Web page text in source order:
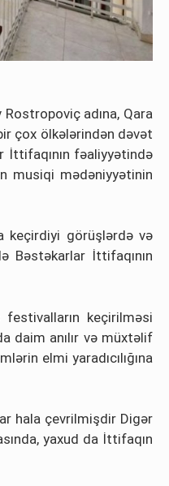
adına, Qara
çox ölkələrindən dəvət
İttifaqının fəaliyyətində
musiqi mədəniyyətinin
keçirdiyi görüşlərdə və
Bəstəkarlar İttifaqının
keçirilməsi
daim anılır və müxtəlif
elmi yaradıcılığına
hala çevrilmişdir Digər
yaxud da İttifaqın